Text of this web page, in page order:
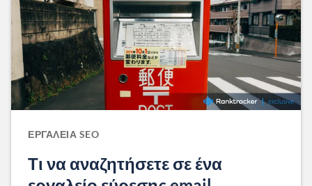
ΕΡΓΑΛΕΊΑ SEO
Τι να αναζητήσετε σε ένα